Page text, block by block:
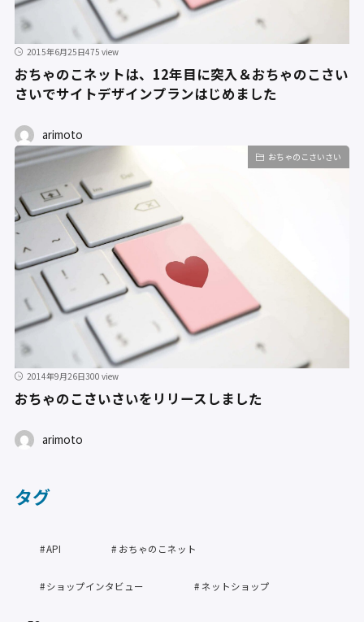
2015年6月25日475 view
おちゃのこネットは、12年目に突入＆おちゃのこさい
さいでサイトデザインプランはじめました
arimoto
おちゃのこさいさい
2014年9月26日300 view
おちゃのこさいさいをリリースしました
arimoto
タグ
API おちゃのこネット
ショップインタビュー ネットショップ